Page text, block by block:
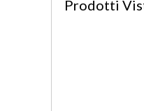
Prodotti